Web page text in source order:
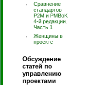
Сравнение
стандартов
P2M и PMBoK
4-й редакции.
Часть 1
Женщины в
проекте
Обсуждение
статей по
управлению
проектами